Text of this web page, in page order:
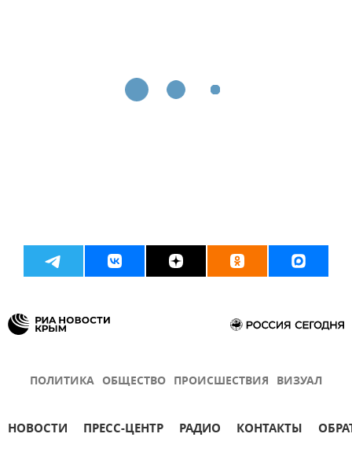
ПОЛИТИКА ОБЩЕСТВО ПРОИСШЕСТВИЯ ВИЗУАЛ
НОВОСТИ ПРЕСС-ЦЕНТР РАДИО КОНТАКТЫ